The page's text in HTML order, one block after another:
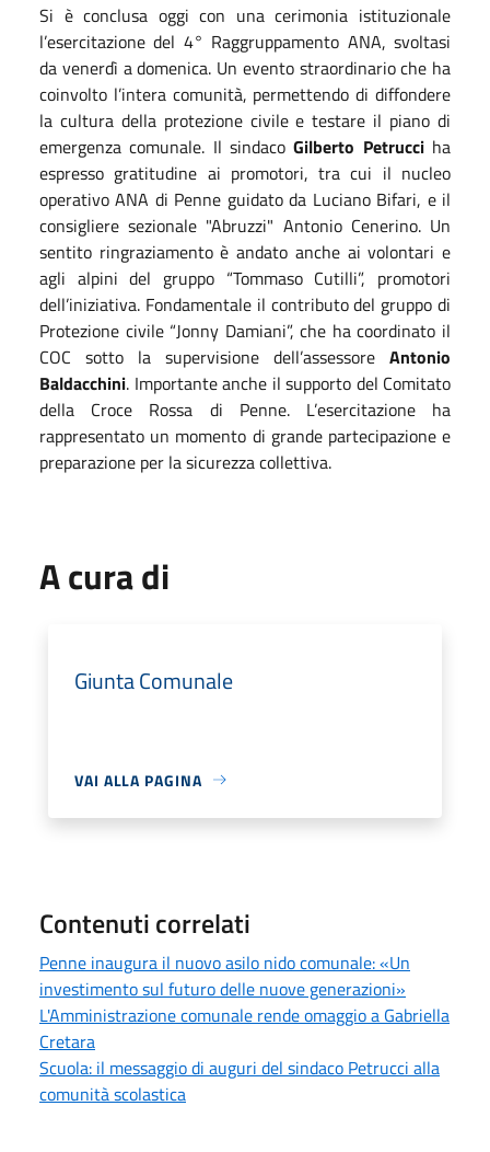
Si è conclusa oggi con una cerimonia istituzionale
l’esercitazione del 4° Raggruppamento ANA, svoltasi
da venerdì a domenica. Un evento straordinario che ha
coinvolto l’intera comunità, permettendo di diffondere
la cultura della protezione civile e testare il piano di
emergenza comunale. Il sindacoGilberto Petrucciha
espresso gratitudine ai promotori, tra cui il nucleo
operativo ANA di Penne guidato da Luciano Bifari, e il
consigliere sezionale "Abruzzi" Antonio Cenerino. Un
sentito ringraziamento è andato anche ai volontari e
agli alpini del gruppo “Tommaso Cutilli”, promotori
dell’iniziativa. Fondamentale il contributo del gruppo di
Protezione civile “Jonny Damiani”, che ha coordinato il
COC sotto la supervisione dell’assessore Antonio
Baldacchini. Importante anche il supporto del Comitato
della Croce Rossa di Penne. L’esercitazione ha
rappresentato un momento di grande partecipazione e
preparazione per la sicurezza collettiva.
A cura di
Giunta Comunale
VAI ALLA PAGINA
Contenuti correlati
Penne inaugura il nuovo asilo nido comunale: «Un
investimento sul futuro delle nuove generazioni»
L'Amministrazione comunale rende omaggio a Gabriella
Cretara
Scuola: il messaggio di auguri del sindaco Petrucci alla
comunità scolastica